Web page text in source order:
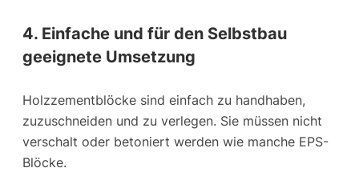
4. Einfache und für den Selbstbau
geeignete Umsetzung
Holzzementblöcke sind einfach zu handhaben,
zuzuschneiden und zu verlegen. Sie müssen nicht
verschalt oder betoniert werden wie manche EPS-
Blöcke.